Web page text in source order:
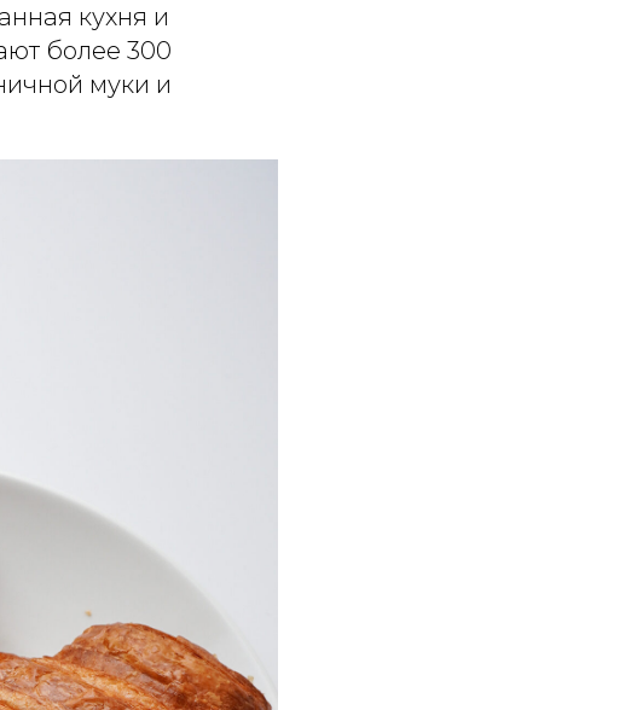
кухня и
более 300
муки и